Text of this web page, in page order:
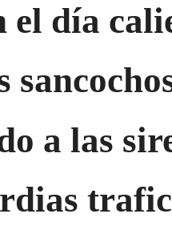
el día
a las